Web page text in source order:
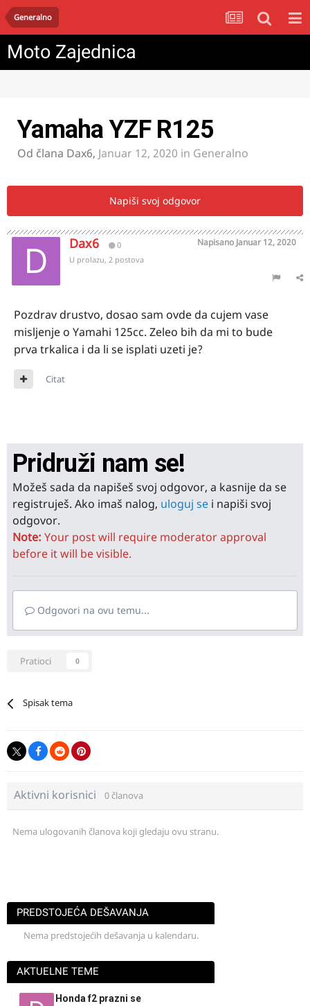
Generalno
Moto Zajednica
Yamaha YZF R125
Od člana Dax6, Januar 12, 2020 in Generalno
Napiši svoj odgovor
Dax6 0 Napisano Januar 12, 2020
U prolazu, 2 postova
Pozdrav drustvo, dosao sam ovde da cujem vase
misljenje o Yamahi 125cc. Zeleo bih da mi to bude
prva trkalica i da li se isplati uzeti je?
Citat
Pridruži nam se!
Možeš sada da napišeš svoj odgovor, a kasnije da se
registruješ. Ako imaš nalog, uloguj se i napiši svoj
odgovor.
Note: Your post will require moderator approval
before it will be visible.
Odgovori na ovu temu...
Pratioci 0
Spisak tema
Aktivni korisnici 0 članova
Nema ulogovanih članova koji gledaju ovu stranu.
PREDSTOJEĆA DEŠAVANJA
Nema predstojećih dešavanja u kalendaru.
AKTUELNE TEME
Honda f2 prazni se